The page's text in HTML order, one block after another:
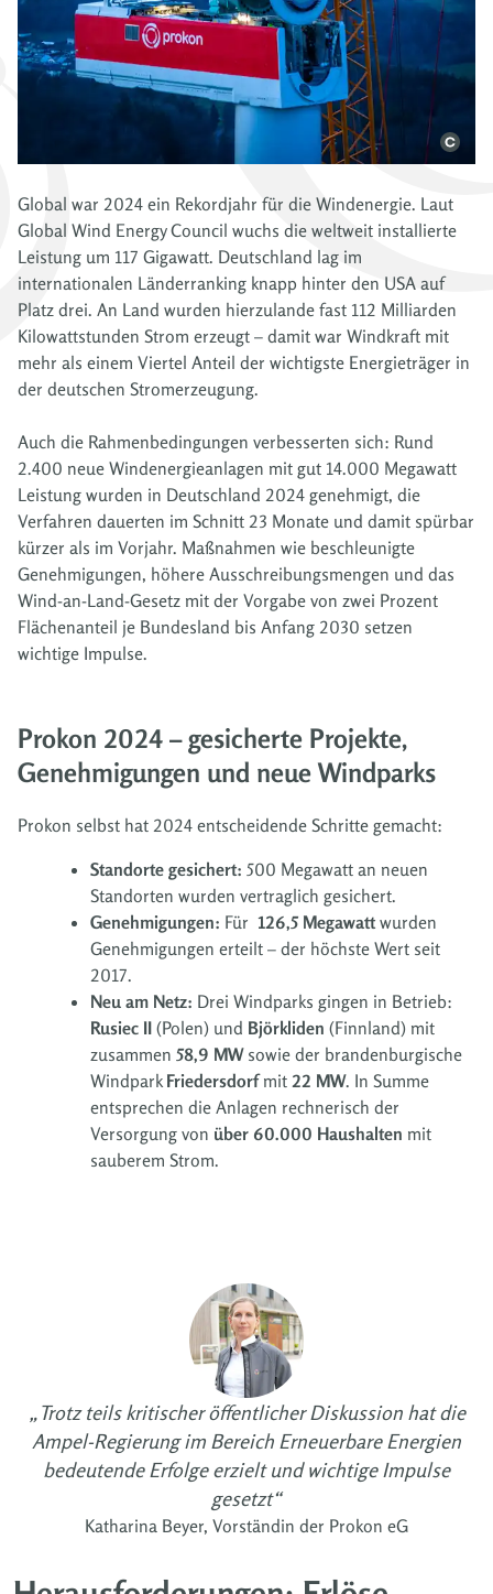
Global war 2024 ein Rekordjahr für die Windenergie. Laut
Global Wind Energy Council wuchs die weltweit installierte
Leistung um 117 Gigawatt. Deutschland lag im
internationalen Länderranking knapp hinter den USA auf
Platz drei. An Land wurden hierzulande fast 112 Milliarden
Kilowattstunden Strom erzeugt – damit war Windkraft mit
mehr als einem Viertel Anteil der wichtigste Energieträger in
der deutschen Stromerzeugung.
Auch die Rahmenbedingungen verbesserten sich: Rund
2.400 neue Windenergieanlagen mit gut 14.000 Megawatt
Leistung wurden in Deutschland 2024 genehmigt, die
Verfahren dauerten im Schnitt 23 Monate und damit spürbar
kürzer als im Vorjahr. Maßnahmen wie beschleunigte
Genehmigungen, höhere Ausschreibungsmengen und das
Wind-an-Land-Gesetz mit der Vorgabe von zwei Prozent
Flächenanteil je Bundesland bis Anfang 2030 setzen
wichtige Impulse.
Prokon 2024 – gesicherte Projekte,
Genehmigungen und neue Windparks
Prokon selbst hat 2024 entscheidende Schritte gemacht:
Standorte gesichert: 500 Megawatt an neuen
Standorten wurden vertraglich gesichert.
Genehmigungen: Für 126,5 Megawatt wurden
Genehmigungen erteilt – der höchste Wert seit
2017.
Neu am Netz: Drei Windparks gingen in Betrieb:
Rusiec II (Polen) und Björkliden (Finnland) mit
zusammen 58,9 MWsowie der brandenburgische
Windpark Friedersdorfmit 22 MW. In Summe
entsprechen die Anlagen rechnerisch der
Versorgung von über 60.000 Haushalten mit
sauberem Strom.
„Trotz teils kritischer öffentlicher Diskussion hat die
Ampel-Regierung im Bereich Erneuerbare Energien
bedeutende Erfolge erzielt und wichtige Impulse
gesetzt“
Katharina Beyer, Vorständin der Prokon eG